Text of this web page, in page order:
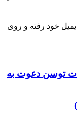
خود رفته و روی
توسن دعوت به